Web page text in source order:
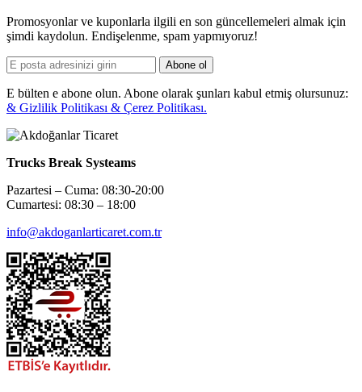
Promosyonlar ve kuponlarla ilgili en son güncellemeleri almak için
şimdi kaydolun. Endişelenme, spam yapmıyoruz!
Abone ol
E bülten e abone olun. Abone olarak şunları kabul etmiş olursunuz:
& Gizlilik Politikası & Çerez Politikası.
Trucks Break Systeams
Pazartesi – Cuma: 08:30-20:00
Cumartesi: 08:30 – 18:00
info@akdoganlarticaret.com.tr